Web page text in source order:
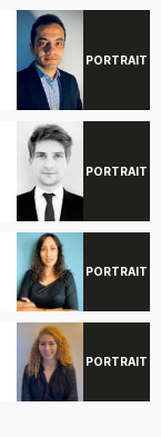
PORTRAIT
PORTRAIT
PORTRAIT
PORTRAIT